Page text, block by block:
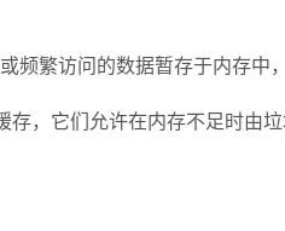
繁访问的数据暂存于内存中
存，它们允许在内存不足时